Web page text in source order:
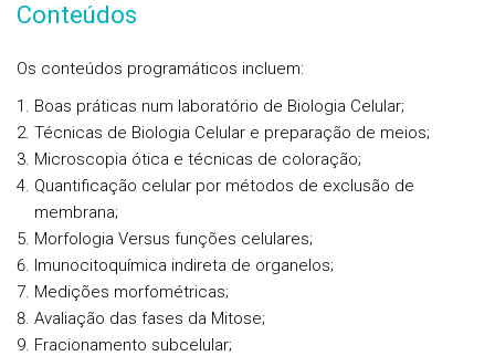
Conteúdos
Os conteúdos programáticos incluem:
Boas práticas num laboratório de Biologia Celular;
Técnicas de Biologia Celular e preparação de meios;
Microscopia ótica e técnicas de coloração;
Quantificação celular por métodos de exclusão de
membrana;
Morfologia Versus funções celulares;
Imunocitoquímica indireta de organelos;
Medições morfométricas;
Avaliação das fases da Mitose;
Fracionamento subcelular;